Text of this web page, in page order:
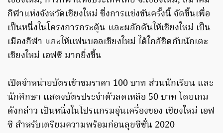
กีฬาแห่งจังหวัดเชียงใหม่ ซึ่งการแข่งขันครั้งนี้ จัดขึ้นเพื่อ
เป็นหนึ่งในโครงการกระตุ้น และผลักดันให้เชียงใหม่ เป็น
เมืองกีฬา และให้แฟนบอลเชียงใหม่ ได้ใกล้ชิดกับนักเตะ
เชียงใหม่ เอฟซี มากยิ่งขึ้น
เปิดจำหน่ายบัตรเข้าชมราคา 100 บาท ส่วนนักเรียน และ
นักศึกษา แสดงบัตรประจำตัวลดเหลือ 50 บาท โดยเกม
ดังกล่าว เป็นหนึ่งในโปรแกรมอุ่นเครื่องของ เชียงใหม่ เอฟ
ซี สำหรับเตรียมความพร้อมก่อนลุยซีซั่น 2020